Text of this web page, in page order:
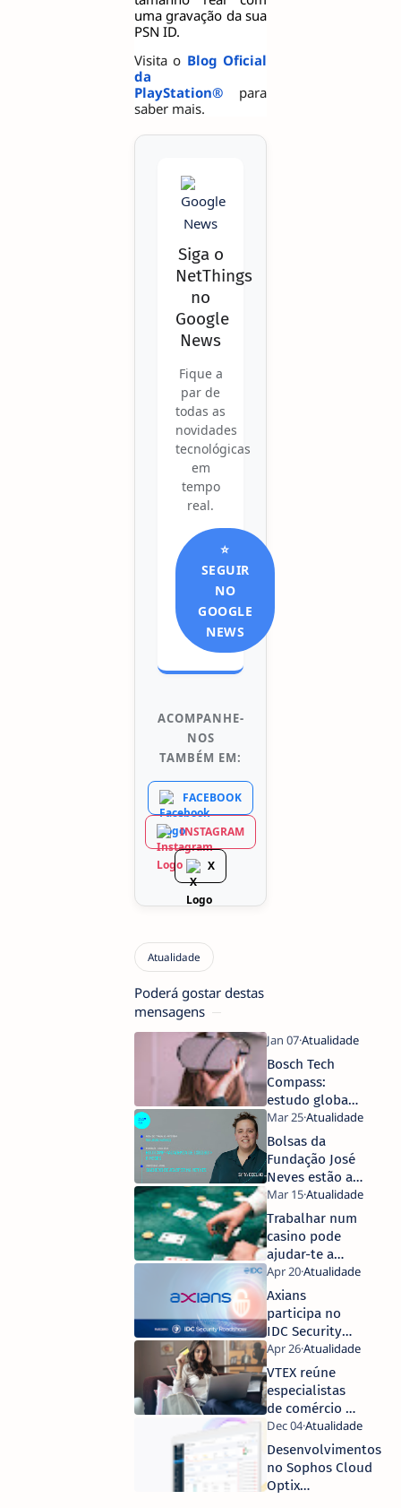
uma gravação da sua
PSN ID.
Visita o Blog Oficial
da
PlayStation® para
saber mais.
Siga o
NetThings
no
Google
News
Fique a
par de
todas as
novidades
tecnológicas
em
tempo
real.
⭐
SEGUIR
NO
GOOGLE
NEWS
ACOMPANHE-
NOS
TAMBÉM EM:
FACEBOOK
INSTAGRAM
X
Poderá gostar destas
mensagens
Bosch Tech
Compass:
estudo global
sobre o que as
pessoas
pensam e
sentem sobre
a tecnologia
Bolsas da
Fundação José
Neves estão a
mudar vidas
Trabalhar num
casino pode
ajudar-te a
tornar-te um
bom jogador
de vantagens
Axians
participa no
IDC Security
Roadshow no
Digital Leader
Panel
VTEX reúne
especialistas
de comércio e
mercados
digitais para
debater o
futuro dos
Marketplaces
Desenvolvimentos
no Sophos Cloud
Optix